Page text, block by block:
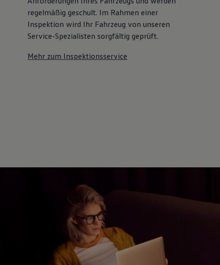
regelmäßig geschult. Im Rahmen einer
Inspektion wird Ihr Fahrzeug von unseren
Service-Spezialisten sorgfältig geprüft.
Mehr zum Inspektionsservice